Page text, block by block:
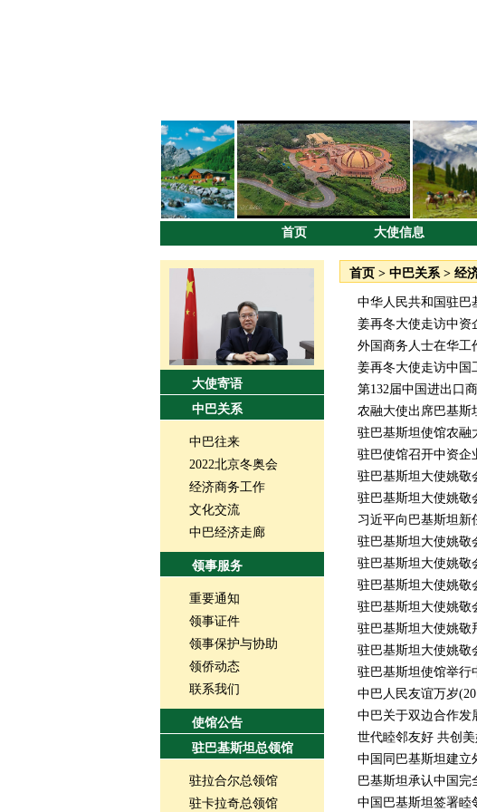
首页 大使信息
大使寄语
中巴关系
中巴往来
2022北京冬奥会
经济商务工作
文化交流
中巴经济走廊
领事服务
重要通知
领事证件
领事保护与协助
领侨动态
联系我们
使馆公告
驻巴基斯坦总领馆
驻拉合尔总领馆
驻卡拉奇总领馆
首页> 中巴关系> 经
中华人民共和国驻巴
姜再冬大使走访中资
外国商务人士在华工
姜再冬大使走访中国
第132届中国进出口
农融大使出席巴基斯
驻巴基斯坦使馆农融
驻巴使馆召开中资企
驻巴基斯坦大使姚敬
驻巴基斯坦大使姚敬
习近平向巴基斯坦新
驻巴基斯坦大使姚敬
驻巴基斯坦大使姚敬
驻巴基斯坦大使姚敬
驻巴基斯坦大使姚敬
驻巴基斯坦大使姚敬
驻巴基斯坦大使姚敬
驻巴基斯坦使馆举行
中巴人民友谊万岁
中巴关于双边合作发
世代睦邻友好 共创
中国同巴基斯坦建立
巴基斯坦承认中国完
中国巴基斯坦签署睦